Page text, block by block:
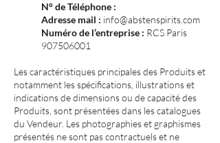
N° de Téléphone :
Adresse mail : info@abstenspirits.com
Numéro de l’entreprise : RCS Paris
907506001
Les caractéristiques principales des Produits et
notamment les spécifications, illustrations et
indications de dimensions ou de capacité des
Produits, sont présentées dans les catalogues
du Vendeur. Les photographies et graphismes
présentés ne sont pas contractuels et ne